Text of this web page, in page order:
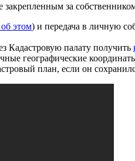
за
этом) и передача в личную
Кадастровую палату получить
географические
план, если он